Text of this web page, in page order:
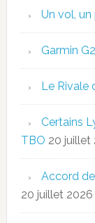
Un vol,
Garmin
Le Rivale
Certains
TBO 20 juillet
Accord
20 juillet 2026